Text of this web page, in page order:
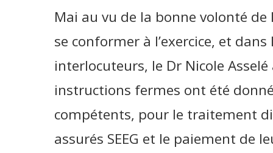
Mai au vu de la bonne volonté de
se conformer à l’exercice, et
interlocuteurs, le Dr Nicole
instructions fermes ont été
compétents, pour le traitement
assurés SEEG et le paiement de